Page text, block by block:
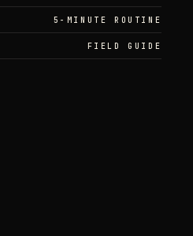
5-MINUTE ROUTINE
FIELD GUIDE